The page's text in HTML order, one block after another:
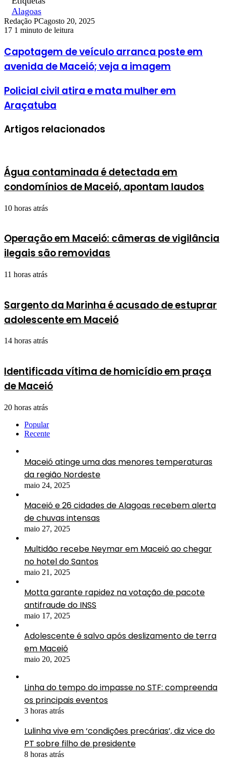
Alagoas
Redação PCagosto 20, 2025
17 1 minuto de leitura
Capotagem de veículo arranca poste em
avenida de Maceió; veja a imagem
Policial civil atira e mata mulher em
Araçatuba
Artigos relacionados
Água contaminada é detectada em
condomínios de Maceió, apontam laudos
10 horas atrás
Operação em Maceió: câmeras de vigilância
ilegais são removidas
11 horas atrás
Sargento da Marinha é acusado de estuprar
adolescente em Maceió
14 horas atrás
Identificada vítima de homicídio em praça
de Maceió
20 horas atrás
Popular
Recente
Maceió atinge uma das menores temperaturas
da região Nordeste
maio 24, 2025
Maceió e 26 cidades de Alagoas recebem alerta
de chuvas intensas
maio 27, 2025
Multidão recebe Neymar em Maceió ao chegar
no hotel do Santos
maio 21, 2025
Motta garante rapidez na votação de pacote
antifraude do INSS
maio 17, 2025
Adolescente é salvo após deslizamento de terra
em Maceió
maio 20, 2025
Linha do tempo do impasse no STF: compreenda
os principais eventos
3 horas atrás
Lulinha vive em ‘condições precárias’, diz vice do
PT sobre filho de presidente
8 horas atrás